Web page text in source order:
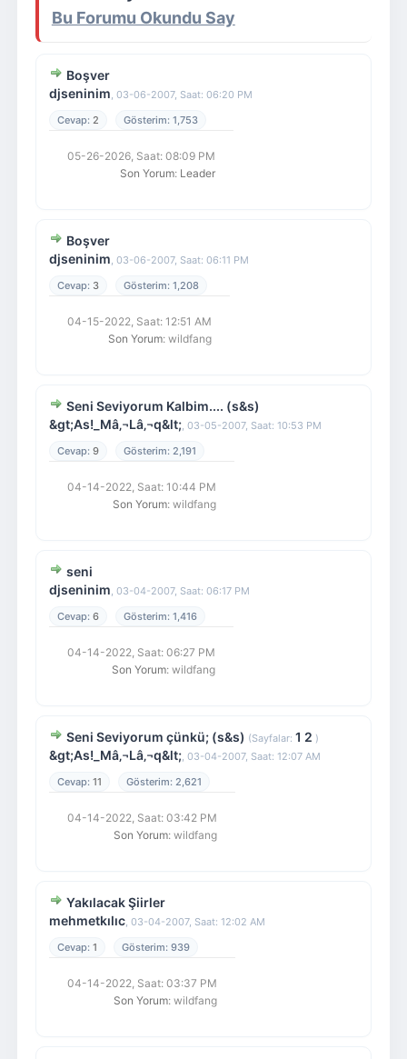
Bu Forumu Okundu Say
Boşver
djseninim, 03-06-2007, Saat: 06:20 PM
2
1,753
05-26-2026, Saat: 08:09 PM
Son Yorum: Leader
Boşver
djseninim, 03-06-2007, Saat: 06:11 PM
3
1,208
04-15-2022, Saat: 12:51 AM
Son Yorum: wildfang
Seni Seviyorum Kalbim.... (s&s)
&gt;As!_Mâ‚¬Lâ‚¬q&lt;, 03-05-2007, Saat: 10:53 PM
9
2,191
04-14-2022, Saat: 10:44 PM
Son Yorum: wildfang
seni
djseninim, 03-04-2007, Saat: 06:17 PM
6
1,416
04-14-2022, Saat: 06:27 PM
Son Yorum: wildfang
Seni Seviyorum çünkü; (s&s) (Sayfalar: 1 2 )
&gt;As!_Mâ‚¬Lâ‚¬q&lt;, 03-04-2007, Saat: 12:07 AM
11
2,621
04-14-2022, Saat: 03:42 PM
Son Yorum: wildfang
Yakılacak Şiirler
mehmetkılıc, 03-04-2007, Saat: 12:02 AM
1
939
04-14-2022, Saat: 03:37 PM
Son Yorum: wildfang